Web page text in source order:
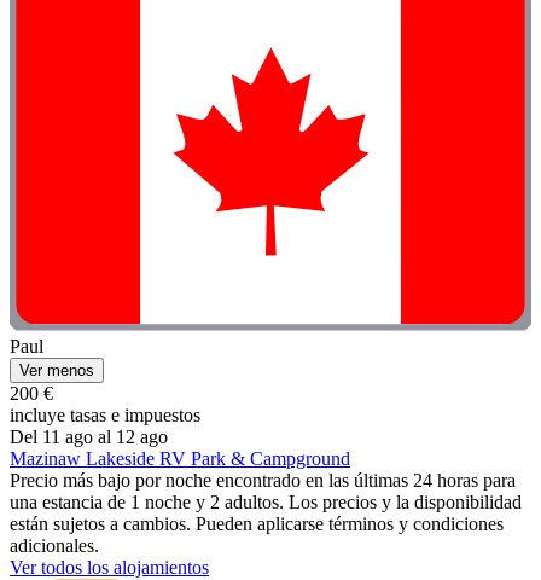
Paul
Ver menos
200 €
incluye tasas e impuestos
Del 11 ago al 12 ago
Mazinaw Lakeside RV Park & Campground
Precio más bajo por noche encontrado en las últimas 24 horas para
una estancia de 1 noche y 2 adultos. Los precios y la disponibilidad
están sujetos a cambios. Pueden aplicarse términos y condiciones
adicionales.
Ver todos los alojamientos